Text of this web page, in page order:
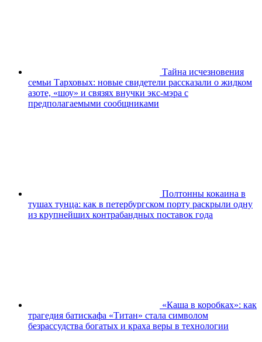
Тайна исчезновения
семьи Тарховых: новые свидетели рассказали о жидком
азоте, «шоу» и связях внучки экс-мэра с
предполагаемыми сообщниками
Полтонны кокаина в
тушах тунца: как в петербургском порту раскрыли одну
из крупнейших контрабандных поставок года
«Каша в коробках»: как
трагедия батискафа «Титан» стала символом
безрассудства богатых и краха веры в технологии